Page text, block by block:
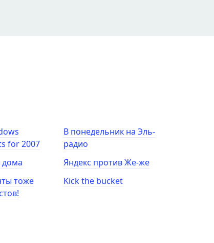
for 2007
тоже
В понедельник на Эль-
радио
Яндекс против Же-же
Kick the bucket